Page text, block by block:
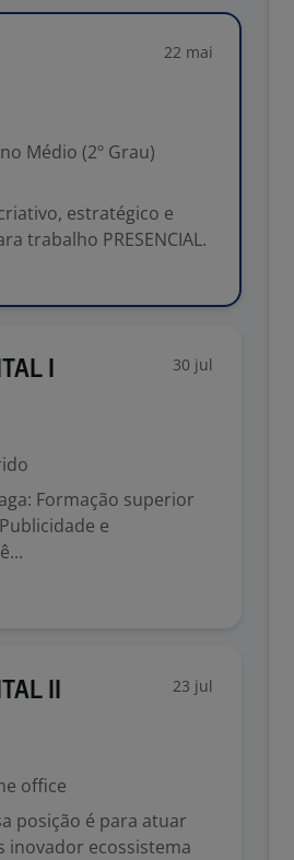
22 mai
Médio (2º Grau)
estratégico e
trabalho PRESENCIAL.
I 30 jul
Formação superior
e
II 23 jul
office
posição é para atuar
inovador ecossistema